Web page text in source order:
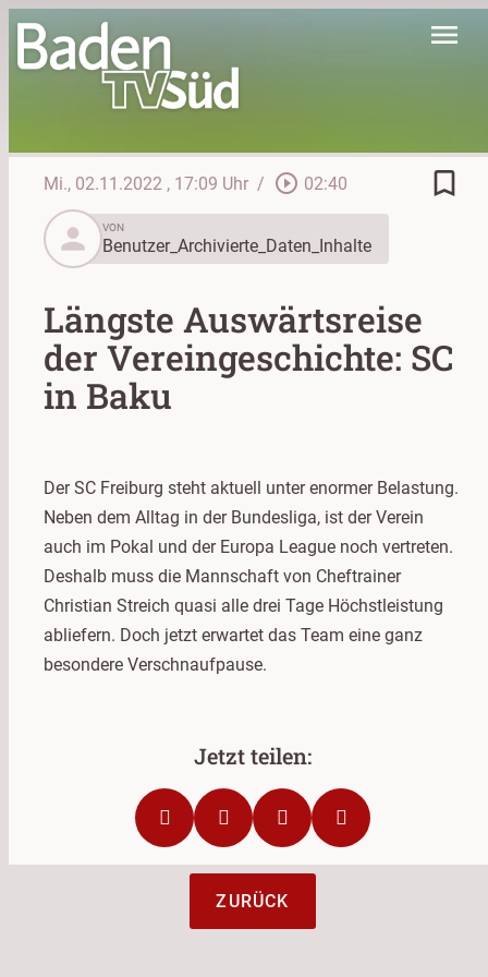
menu
Mi., 02.11.2022 , 17:09 Uhr / play_circle_outline 02:40
bookmark_border
person
VON
Benutzer_Archivierte_Daten_Inhalte
Längste Auswärtsreise
der Vereingeschichte: SC
in Baku
Der SC Freiburg steht aktuell unter enormer Belastung.
Neben dem Alltag in der Bundesliga, ist der Verein
auch im Pokal und der Europa League noch vertreten.
Deshalb muss die Mannschaft von Cheftrainer
Christian Streich quasi alle drei Tage Höchstleistung
abliefern. Doch jetzt erwartet das Team eine ganz
besondere Verschnaufpause.
ZURÜCK